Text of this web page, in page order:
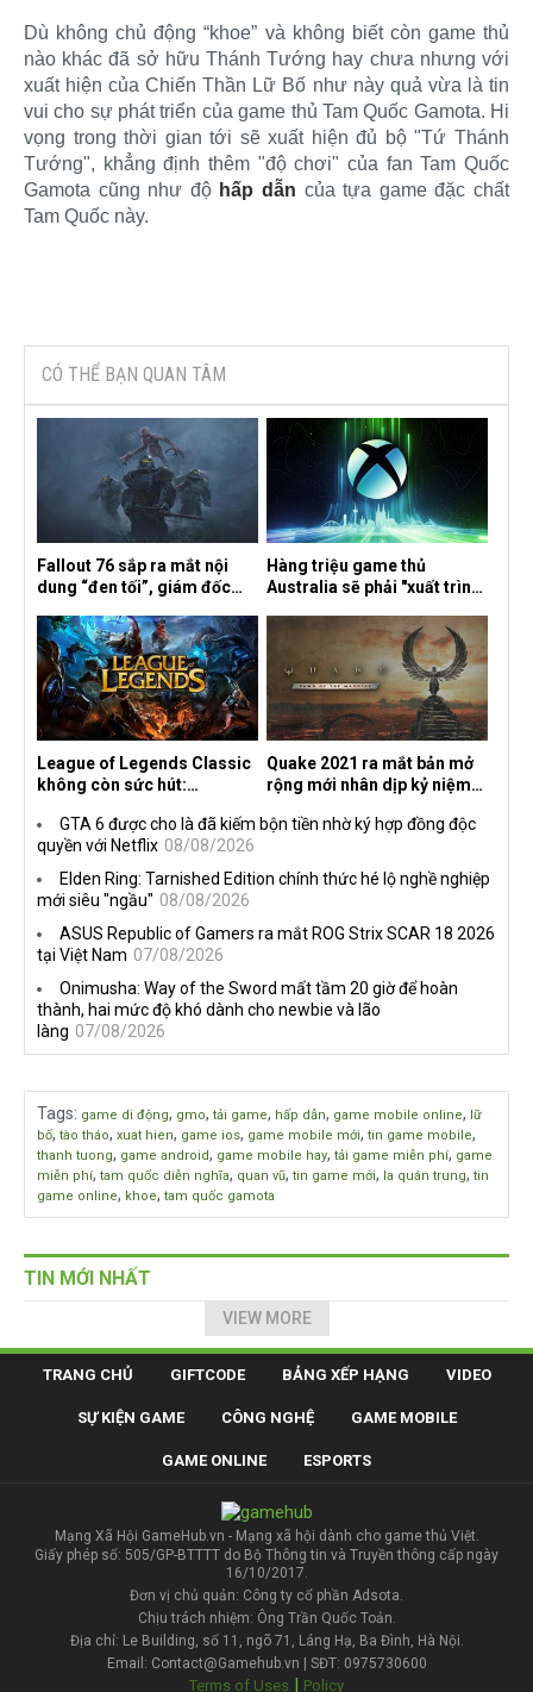
Dù không chủ động “khoe” và không biết còn game thủ
nào khác đã sở hữu Thánh Tướng hay chưa nhưng với
xuất hiện của Chiến Thần Lữ Bố như này quả vừa là tin
vui cho sự phát triển của game thủ Tam Quốc Gamota. Hi
vọng trong thời gian tới sẽ xuất hiện đủ bộ "Tứ Thánh
Tướng", khẳng định thêm "độ chơi" của fan Tam Quốc
Gamota cũng như độ hấp dẫn của tựa game đặc chất
Tam Quốc này.​
CÓ THỂ BẠN QUAN TÂM
Fallout 76 sắp ra mắt nội
dung “đen tối”, giám đốc
Hàng triệu game thủ
Australia sẽ phải "xuất trình
số tựa game trên Xbox?
League of Legends Classic
không còn sức hút:
chơi cũ không còn online
Quake 2021 ra mắt bản mở
rộng mới nhân dịp kỷ niệm
the Machine
GTA 6 được cho là đã kiếm bộn tiền nhờ ký hợp đồng độc
quyền với Netflix 08/08/2026
Elden Ring: Tarnished Edition chính thức hé lộ nghề nghiệp
mới siêu "ngầu" 08/08/2026
ASUS Republic of Gamers ra mắt ROG Strix SCAR 18 2026
tại Việt Nam 07/08/2026
Onimusha: Way of the Sword mất tầm 20 giờ để hoàn
thành, hai mức độ khó dành cho newbie và lão
làng 07/08/2026
Tags: game di động, gmo, tải game, hấp dẫn, game mobile online, lữ
bố, tào tháo, xuat hien, game ios, game mobile mới, tin game mobile,
thanh tuong, game android, game mobile hay, tải game miễn phí, game
miễn phí, tam quốc diễn nghĩa, quan vũ, tin game mới, la quán trung, tin
game online, khoe, tam quốc gamota
TIN MỚI NHẤT
VIEW MORE
TRANG CHỦ GIFTCODE BẢNG XẾP HẠNG VIDEO
SỰ KIỆN GAME CÔNG NGHỆ GAME MOBILE
GAME ONLINE ESPORTS
Mạng Xã Hội GameHub.vn - Mạng xã hội dành cho game thủ Việt.
Giấy phép số: 505/GP-BTTTT do Bộ Thông tin và Truyền thông cấp ngày
16/10/2017.
Đơn vị chủ quản: Công ty cổ phần Adsota.
Chịu trách nhiệm: Ông Trần Quốc Toản.
Địa chỉ: Le Building, số 11, ngõ 71, Láng Hạ, Ba Đình, Hà Nội.
Email: Contact@Gamehub.vn | SĐT: 0975730600
Terms of Uses | Policy